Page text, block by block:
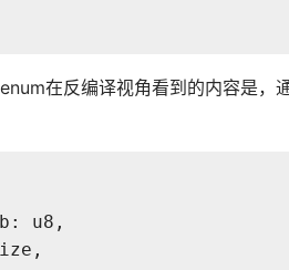
在反编译视角看到的内容是
u8,